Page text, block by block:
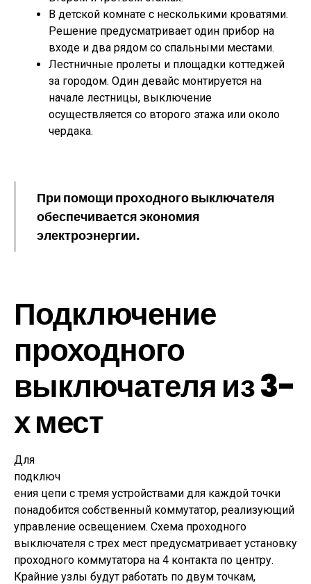
В детской комнате с несколькими кроватями.
Решение предусматривает один прибор на
входе и два рядом со спальными местами.
Лестничные пролеты и площадки коттеджей
за городом. Один девайс монтируется на
начале лестницы, выключение
осуществляется со второго этажа или около
чердака.
При помощи проходного выключателя
обеспечивается экономия
электроэнергии.
Подключение
проходного
выключателя из 3-
х мест
Для
подключ
ения цепи с тремя устройствами для каждой точки
понадобится собственный коммутатор, реализующий
управление освещением. Схема проходного
выключателя с трех мест предусматривает установку
проходного коммутатора на 4 контакта по центру.
Крайние узлы будут работать по двум точкам,